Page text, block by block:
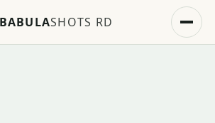
BABULASHOTS RD